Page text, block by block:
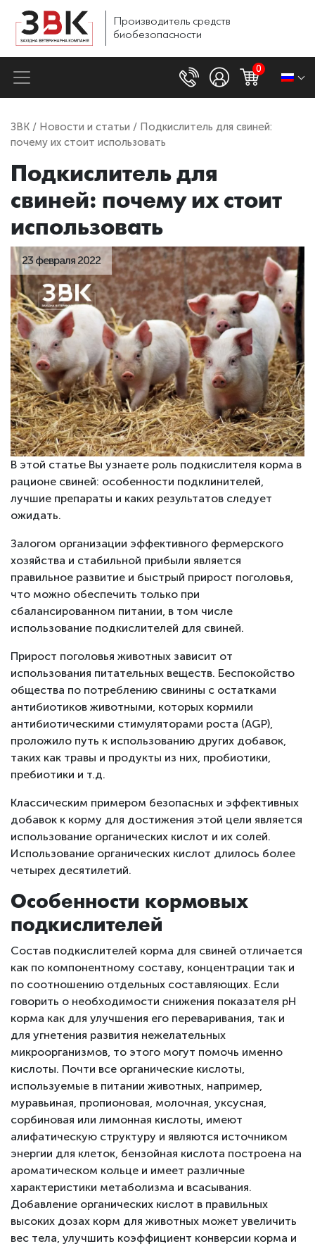
Производитель средств
биобезопасности
0
ЗВК / Новости и статьи / Подкислитель для свиней:
почему их стоит использовать
Подкислитель для
свиней: почему их стоит
использовать
23 февраля 2022
В этой статье Вы узнаете роль подкислителя корма в
рационе свиней: особенности подклинителей,
лучшие препараты и каких результатов следует
ожидать.
Залогом организации эффективного фермерского
хозяйства и стабильной прибыли является
правильное развитие и быстрый прирост поголовья,
что можно обеспечить только при
сбалансированном питании, в том числе
использование подкислителей для свиней.
Прирост поголовья животных зависит от
использования питательных веществ. Беспокойство
общества по потреблению свинины с остатками
антибиотиков животными, которых кормили
антибиотическими стимуляторами роста (AGP),
проложило путь к использованию других добавок,
таких как травы и продукты из них, пробиотики,
пребиотики и т.д.
Классическим примером безопасных и эффективных
добавок к корму для достижения этой цели является
использование органических кислот и их солей.
Использование органических кислот длилось более
четырех десятилетий.
Особенности кормовых
подкислителей
Состав подкислителей корма для свиней отличается
как по компонентному составу, концентрации так и
по соотношению отдельных составляющих. Если
говорить о необходимости снижения показателя рН
корма как для улучшения его переваривания, так и
для угнетения развития нежелательных
микроорганизмов, то этого могут помочь именно
кислоты. Почти все органические кислоты,
используемые в питании животных, например,
муравьиная, пропионовая, молочная, уксусная,
сорбиновая или лимонная кислоты, имеют
алифатическую структуру и являются источником
энергии для клеток, бензойная кислота построена на
ароматическом кольце и имеет различные
характеристики метаболизма и всасывания.
Добавление органических кислот в правильных
высоких дозах корм для животных может увеличить
вес тела, улучшить коэффициент конверсии корма и